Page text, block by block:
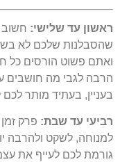
ראשון עד שלישי: חשוב
שהסבלנות שלכם לא
ואתם פשוט הורסים כל
הרבה לגבי מה חושבים
בעניין, בעתיד מותר
רביעי עד שבת: פרק
למנוחה, לשקט ולהרבה
גורמת לכם לעייף את